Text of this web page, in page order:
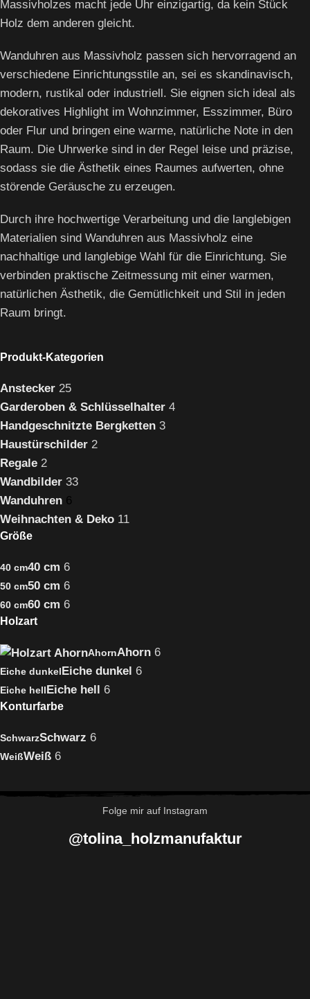
Produkt-Kategorien
Anstecker 25
Garderoben & Schlüsselhalter 4
Handgeschnitzte Bergketten 3
Haustürschilder 2
Regale 2
Wandbilder 33
Wanduhren 6
Weihnachten & Deko 11
Größe
40 cm40 cm 6
50 cm50 cm 6
60 cm60 cm 6
Holzart
AhornAhorn 6
Eiche dunkelEiche dunkel 6
Eiche hellEiche hell 6
Konturfarbe
SchwarzSchwarz 6
WeißWeiß 6
Massivholzes macht jede Uhr einzigartig, da kein Stück
Holz dem anderen gleicht.
Wanduhren aus Massivholz passen sich hervorragend an
verschiedene Einrichtungsstile an, sei es skandinavisch,
modern, rustikal oder industriell. Sie eignen sich ideal als
dekoratives Highlight im Wohnzimmer, Esszimmer, Büro
oder Flur und bringen eine warme, natürliche Note in den
Raum. Die Uhrwerke sind in der Regel leise und präzise,
sodass sie die Ästhetik eines Raumes aufwerten, ohne
störende Geräusche zu erzeugen.
Durch ihre hochwertige Verarbeitung und die langlebigen
Materialien sind Wanduhren aus Massivholz eine
nachhaltige und langlebige Wahl für die Einrichtung. Sie
verbinden praktische Zeitmessung mit einer warmen,
natürlichen Ästhetik, die Gemütlichkeit und Stil in jeden
Raum bringt.
Folge mir auf Instagram
@tolina_holzmanufaktur